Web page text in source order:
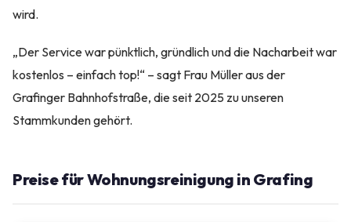
wird.
„Der Service war pünktlich, gründlich und die Nacharbeit war
kostenlos – einfach top!“ – sagt Frau Müller aus der
Grafinger Bahnhofstraße, die seit 2025 zu unseren
Stammkunden gehört.
Preise für Wohnungsreinigung in Grafing